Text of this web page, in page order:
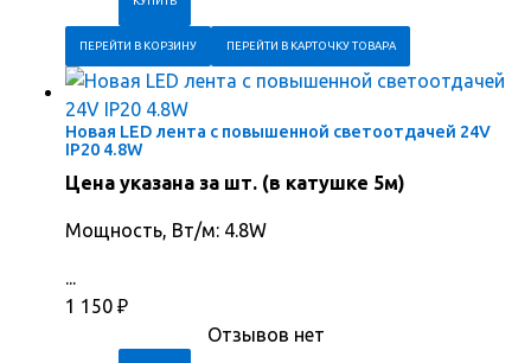
ПЕРЕЙТИ В КОРЗИНУ ПЕРЕЙТИ В КАРТОЧКУ ТОВАРА
Новая LED лента с повышенной светоотдачей 24V
IP20 4.8W
Цена указана за шт. (в катушке 5м)
Мощность, Вт/м: 4.8W
1 150 ₽
Отзывов нет